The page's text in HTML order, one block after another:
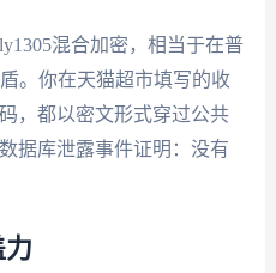
混合加密，相当于在普
。你在天猫超市填写的收
，都以密文形式穿过公共
据库泄露事件证明：没有
力